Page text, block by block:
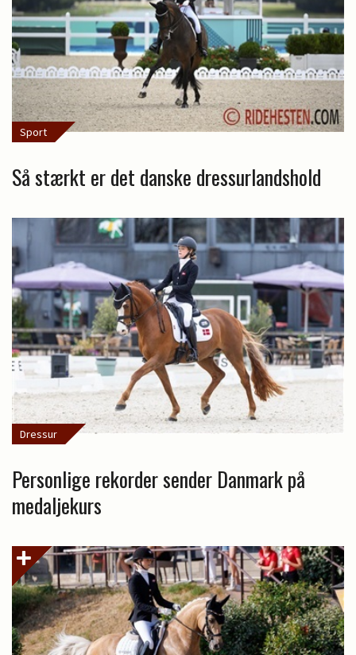
Sport
Så stærkt er det danske dressurlandshold
Dressur
Personlige rekorder sender Danmark på
medaljekurs